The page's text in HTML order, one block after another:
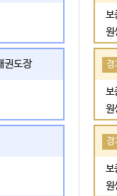
권도장
보
원
경
보
원
경
보
원